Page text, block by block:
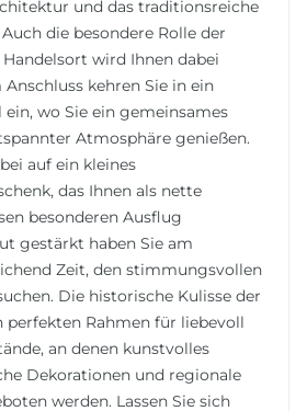
und das traditionsreiche
die besondere Rolle der
wird Ihnen dabei
kehren Sie in ein
wo Sie ein gemeinsames
Atmosphäre genießen.
auf ein kleines
das Ihnen als nette
besonderen Ausflug
gestärkt haben Sie am
Zeit, den stimmungsvollen
Die historische Kulisse der
Rahmen für liebevoll
an denen kunstvolles
Dekorationen und regionale
werden. Lassen Sie sich